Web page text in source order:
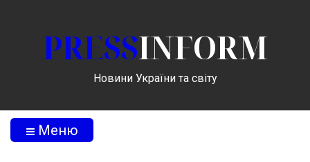
PRESSINFORM
Новини України та світу
Меню